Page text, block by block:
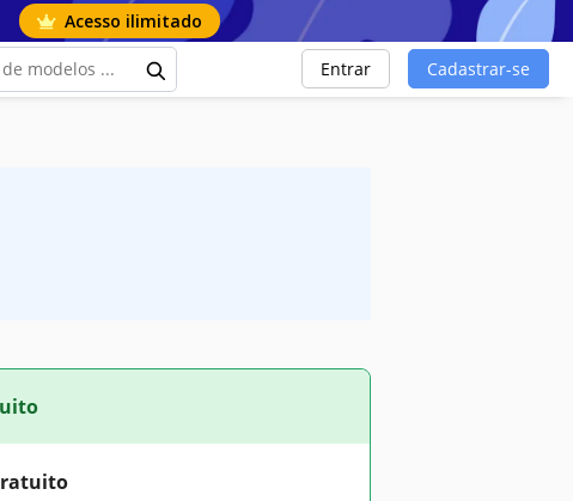
Acesso ilimitado
Entrar Cadastrar-se